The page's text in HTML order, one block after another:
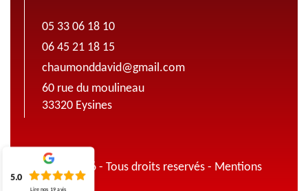
05 33 06 18 10
06 45 21 18 15
chaumonddavid@gmail.com
60 rue du moulineau
33320 Eysines
© 2022 - 2026 - Tous droits reservés - Mentions
légales
5.0